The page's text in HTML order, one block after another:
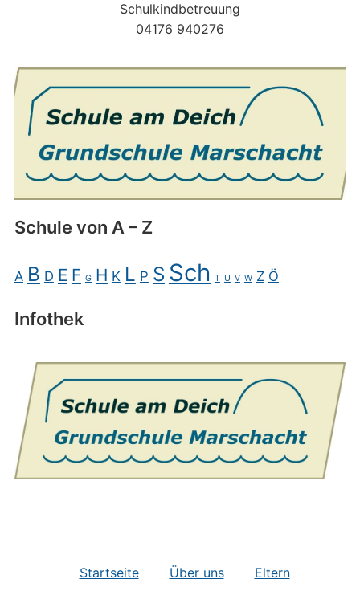
Schulkindbetreuung
04176 940276
Schule von A – Z
A B D E F G H K L P S Sch T U V W Z Ö
Infothek
Startseite Über uns Eltern